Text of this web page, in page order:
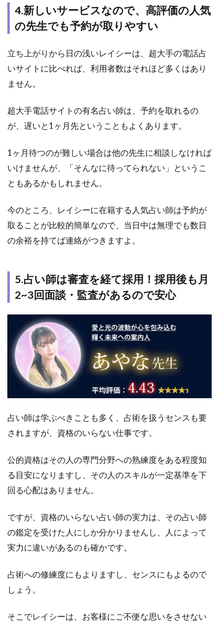
先生
5.7
7.金華
※2026
年4月
現在、
在籍が
きませ
ん
先生
5.9
9.璃
5.10
ゥラン
RAYSEE(レ
イシー) を
占いサイ
トと比較
6.1
1.RAYSEE(レ
イシー) と他
の電話占い
サイト比較
6.2
イシー) と他
サイト比較
のまとめ
ても簡
占い
RAYSEE(レ
イシー) の
利用方法
イシー) に
4.新しいサービスなので、高評価の人気
の先生でも予約が取りやすい
立ち上がりから日の浅いレイシーは、超大手の電話占
いサイトに比べれば、利用者数はそれほど多くはあり
ません。
超大手電話サイトの有名占い師は、予約を取れるの
が、遅いと1ヶ月先ということもよくあります。
1ヶ月待つのが難しい場合は他の先生に相談しなければ
いけませんが、「そんなに待ってられない」というこ
ともあるかもしれません。
今のところ、レイシーに在籍する人気占い師は予約が
取ることが比較的簡単なので、当日中は無理でも数日
の余裕を持てば連絡がつきますよ。
5.占い師は審査を経て採用！採用後も月
2~3回面談・監査があるので安心
占い師は学ぶべきことも多く、占術を扱うセンスも要
されますが、資格のいらない仕事です。
公的資格はその人の専門分野への熟練度をある程度知
る目安になりますし、その人のスキルが一定基準を下
回る心配はありません。
ですが、資格のいらない占い師の実力は、その占い師
の鑑定を受けた人にしか分かりませんし、人によって
実力に違いがあるのも確かです。
占術への修練度にもよりますし、センスにもよるので
しょう。
そこでレイシーは、お客様にご不便な思いをさせない